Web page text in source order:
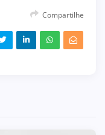
Compartilhe